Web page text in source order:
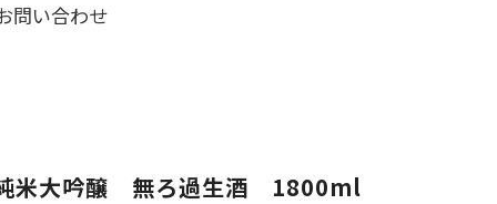
問い合わせ
大吟醸 無ろ過生酒 1800ml